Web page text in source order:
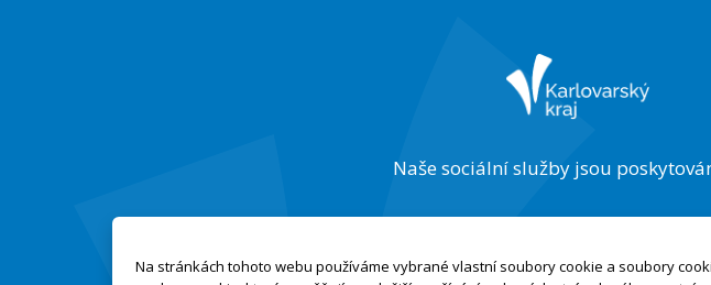
Naše sociální služby jsou
Na stránkách tohoto webu používáme vybrané vlastní soubory cookie a soubory